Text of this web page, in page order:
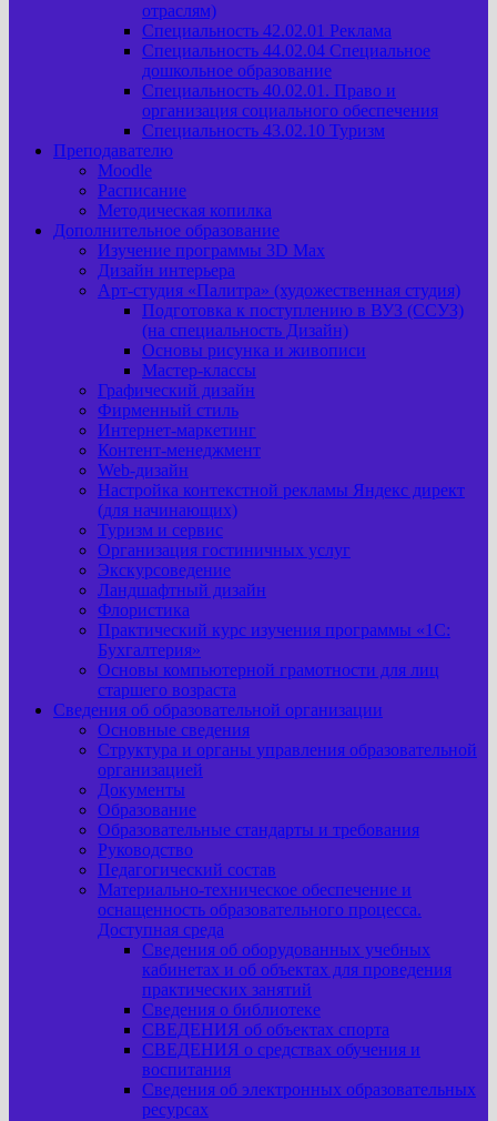
отраслям)
Специальность 42.02.01 Реклама
Специальность 44.02.04 Специальное
дошкольное образование
Специальность 40.02.01. Право и
организация социального обеспечения
Специальность 43.02.10 Туризм
Преподавателю
Moodle
Расписание
Методическая копилка
Дополнительное образование
Изучение программы 3D Max
Дизайн интерьера
Арт-cтудия «Палитра» (художественная студия)
Подготовка к поступлению в ВУЗ (ССУЗ)
(на специальность Дизайн)
Основы рисунка и живописи
Мастер-классы
Графический дизайн
Фирменный стиль
Интернет-маркетинг
Контент-менеджмент
Web-дизайн
Настройка контекстной рекламы Яндекс директ
(для начинающих)
Туризм и сервис
Организация гостиничных услуг
Экскурсоведение
Ландшафтный дизайн
Флористика
Практический курс изучения программы «1С:
Бухгалтерия»
Основы компьютерной грамотности для лиц
старшего возраста
Сведения об образовательной организации
Основные сведения
Структура и органы управления образовательной
организацией
Документы
Образование
Образовательные стандарты и требования
Руководство
Педагогический состав
Материально-техническое обеспечение и
оснащенность образовательного процесса.
Доступная среда
Сведения об оборудованных учебных
кабинетах и об объектах для проведения
практических занятий
Сведения о библиотеке
СВЕДЕНИЯ об объектах спорта
СВЕДЕНИЯ о средствах обучения и
воспитания
Сведения об электронных образовательных
ресурсах